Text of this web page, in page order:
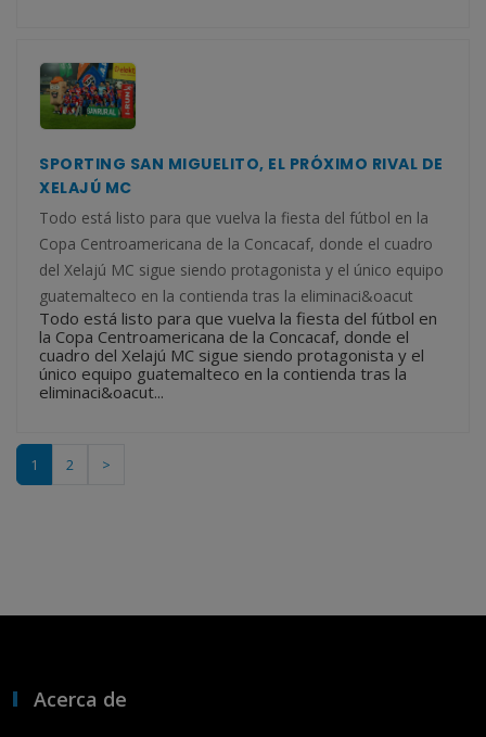
SPORTING SAN MIGUELITO, EL PRÓXIMO RIVAL DE
XELAJÚ MC
Todo está listo para que vuelva la fiesta del fútbol en la
Copa Centroamericana de la Concacaf, donde el cuadro
del Xelajú MC sigue siendo protagonista y el único equipo
guatemalteco en la contienda tras la eliminaci&oacut
Todo está listo para que vuelva la fiesta del fútbol en
la Copa Centroamericana de la Concacaf, donde el
cuadro del Xelajú MC sigue siendo protagonista y el
único equipo guatemalteco en la contienda tras la
eliminaci&oacut...
1 2 >
Acerca de